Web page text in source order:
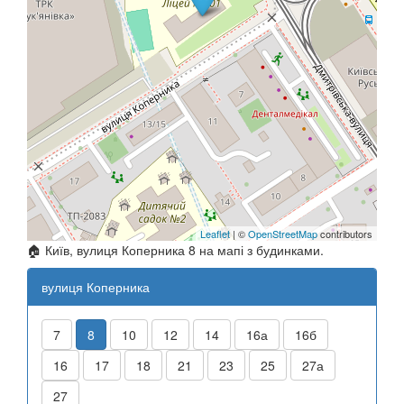
Leaflet| ©OpenStreetMapcontributors
🏠 Київ, вулиця Коперника 8 на мапі з будинками.
вулиця Коперника
7 8 10 12 14 16а
16б
16
17 18 21 23 25
27а
27